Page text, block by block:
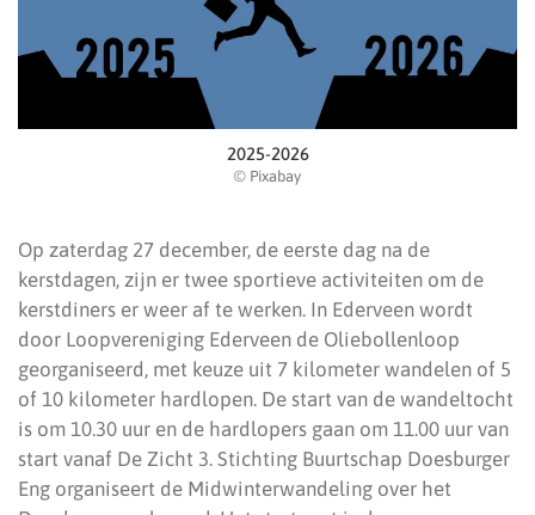
2025-2026
© Pixabay
Op zaterdag 27 december, de eerste dag na de
kerstdagen, zijn er twee sportieve activiteiten om de
kerstdiners er weer af te werken. In Ederveen wordt
door Loopvereniging Ederveen de Oliebollenloop
georganiseerd, met keuze uit 7 kilometer wandelen of 5
of 10 kilometer hardlopen. De start van de wandeltocht
is om 10.30 uur en de hardlopers gaan om 11.00 uur van
start vanaf De Zicht 3. Stichting Buurtschap Doesburger
Eng organiseert de Midwinterwandeling over het